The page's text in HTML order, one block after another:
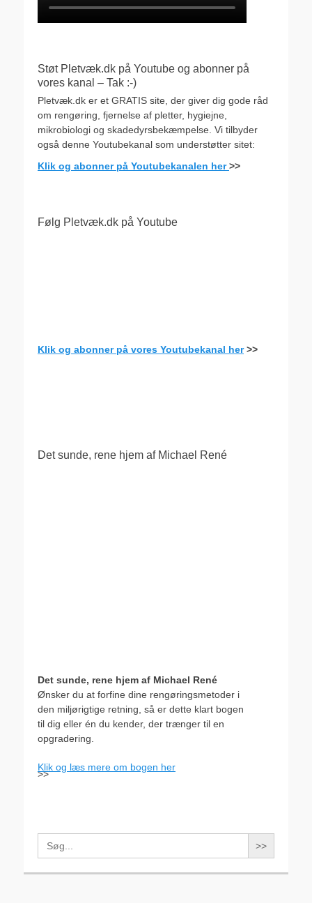
Støt Pletvæk.dk på Youtube og abonner på
vores kanal – Tak :-)
Pletvæk.dk er et GRATIS site, der giver dig gode råd
om rengøring, fjernelse af pletter, hygiejne,
mikrobiologi og skadedyrsbekæmpelse. Vi tilbyder
også denne Youtubekanal som understøtter sitet:
Klik og abonner på Youtubekanalen her>>
Følg Pletvæk.dk på Youtube
Klik og abonner på vores Youtubekanal her>>
Det sunde, rene hjem af Michael René
Det sunde, rene hjem af Michael René
Ønsker du at forfine dine rengøringsmetoder i
den miljørigtige retning, så er dette klart bogen
til dig eller én du kender, der trænger til en
opgradering.
Klik og læs mere om bogen her
>>
Search
for: